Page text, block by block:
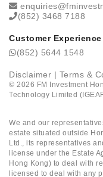
(852) 3468 7188
Customer
(852) 5644 1548
Disclaimer | Terms &
© 2026 FM Investment
Technology Limited
We and our
estate situated outside
Ltd., its representatives
license under the Estate
Hong Kong) to deal with
licensed to deal with any